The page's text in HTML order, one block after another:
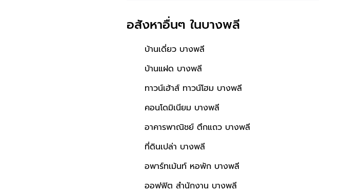
อสังหาอื่นๆในบางพลี
บ้านเดี่ยว บางพลี
บ้านแฝด บางพลี
ทาวน์เฮ้าส์ ทาวน์โฮม บางพลี
คอนโดมิเนียม บางพลี
อาคารพาณิชย์ ตึกแถว บางพลี
ที่ดินเปล่า บางพลี
อพาร์ทเม้นท์ หอพัก บางพลี
ออฟฟิต สำนักงาน บางพลี